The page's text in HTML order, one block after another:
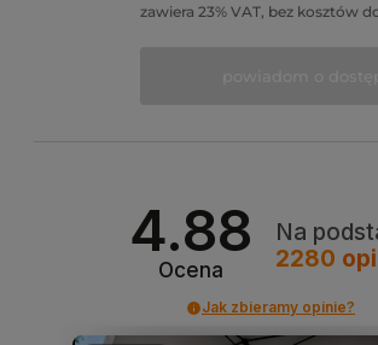
zawiera 23% VAT, bez kosztów
4.88
Ocena
Na
2280
Jak zbieramy opinie?